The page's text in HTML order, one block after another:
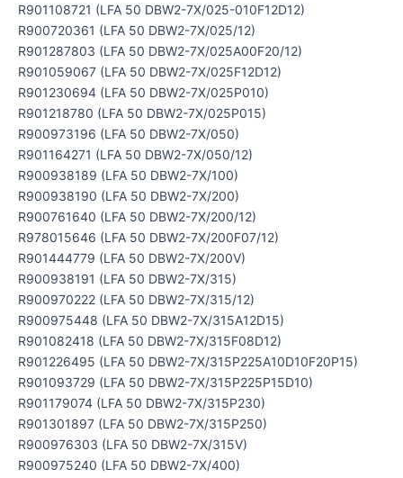
R901108721 (LFA 50 DBW2-7X/025-010F12D12)
R900720361 (LFA 50 DBW2-7X/025/12)
R901287803 (LFA 50 DBW2-7X/025A00F20/12)
R901059067 (LFA 50 DBW2-7X/025F12D12)
R901230694 (LFA 50 DBW2-7X/025P010)
R901218780 (LFA 50 DBW2-7X/025P015)
R900973196 (LFA 50 DBW2-7X/050)
R901164271 (LFA 50 DBW2-7X/050/12)
R900938189 (LFA 50 DBW2-7X/100)
R900938190 (LFA 50 DBW2-7X/200)
R900761640 (LFA 50 DBW2-7X/200/12)
R978015646 (LFA 50 DBW2-7X/200F07/12)
R901444779 (LFA 50 DBW2-7X/200V)
R900938191 (LFA 50 DBW2-7X/315)
R900970222 (LFA 50 DBW2-7X/315/12)
R900975448 (LFA 50 DBW2-7X/315A12D15)
R901082418 (LFA 50 DBW2-7X/315F08D12)
R901226495 (LFA 50 DBW2-7X/315P225A10D10F20P15)
R901093729 (LFA 50 DBW2-7X/315P225P15D10)
R901179074 (LFA 50 DBW2-7X/315P230)
R901301897 (LFA 50 DBW2-7X/315P250)
R900976303 (LFA 50 DBW2-7X/315V)
R900975240 (LFA 50 DBW2-7X/400)